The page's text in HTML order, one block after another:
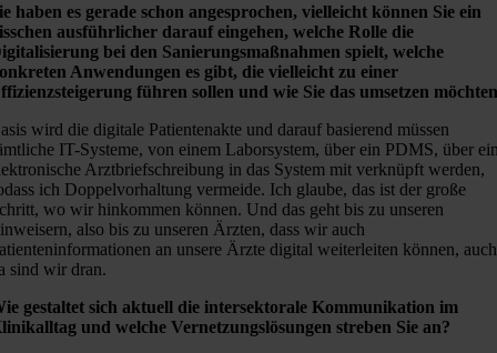
haben es gerade schon angesprochen, vielleicht können Sie ein
ausführlicher darauf eingehen, welche Rolle die
bei den Sanierungsmaßnahmen spielt, welche
Anwendungen es gibt, die vielleicht zu einer
führen sollen und wie Sie das umsetzen
wird die digitale Patientenakte und darauf basierend müssen
IT-Systeme, von einem Laborsystem, über ein PDMS, über
Arztbriefschreibung in das System mit verknüpft werden,
ich Doppelvorhaltung vermeide. Ich glaube, das ist der große
wo wir hinkommen können. Und das geht bis zu unseren
also bis zu unseren Ärzten, dass wir auch
an unsere Ärzte digital weiterleiten können, auch
sind wir dran.
gestaltet sich aktuell die intersektorale Kommunikation im
und welche Vernetzungslösungen streben Sie an?